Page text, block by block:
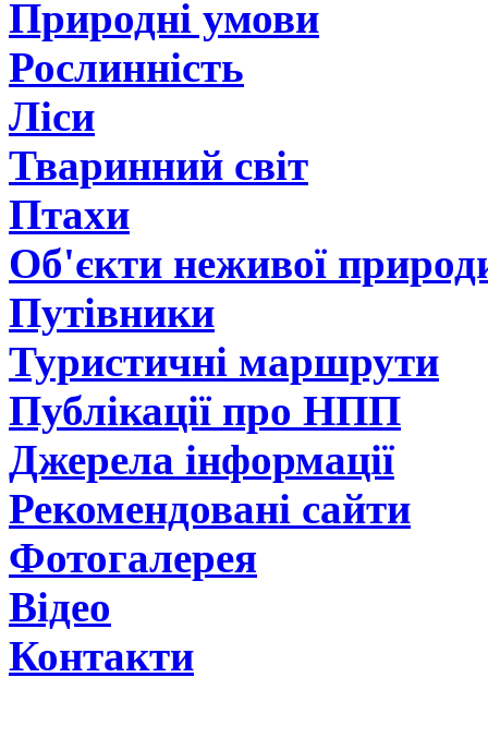
Природні умови
Рослинність
Ліси
Тваринний світ
Птахи
Об'єкти неживої
Путівники
Туристичні маршрути
Публікації про НПП
Джерела інформації
Рекомендовані сайти
Фотогалерея
Відео
Контакти